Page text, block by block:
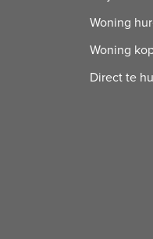
Woning
Woning
Direct te